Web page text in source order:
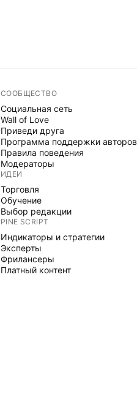
СООБЩЕСТВО
Социальная сеть
Wall of Love
Приведи друга
Программа поддержки авторов
Правила поведения
Модераторы
ИДЕИ
Торговля
Обучение
Выбор редакции
PINE SCRIPT
Индикаторы и стратегии
Эксперты
Фрилансеры
Платный контент